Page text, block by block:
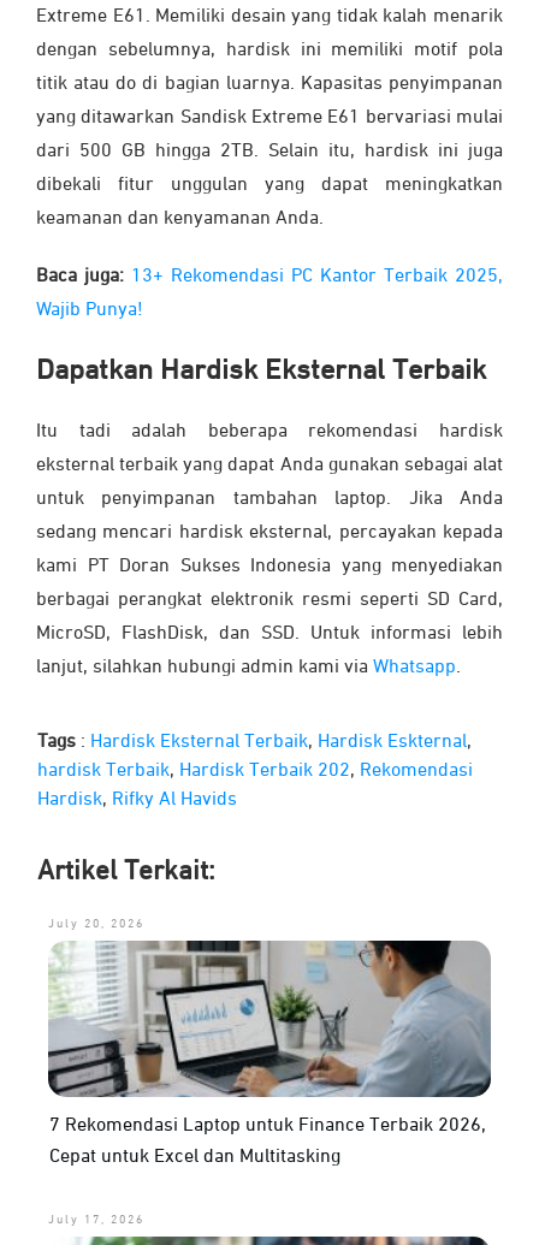
Extreme E61. Memiliki desain yang tidak kalah menarik
dengan sebelumnya, hardisk ini memiliki motif pola
titik atau do di bagian luarnya. Kapasitas penyimpanan
yang ditawarkan Sandisk Extreme E61 bervariasi mulai
dari 500 GB hingga 2TB. Selain itu, hardisk ini juga
dibekali fitur unggulan yang dapat meningkatkan
keamanan dan kenyamanan Anda.
Baca juga: 13+ Rekomendasi PC Kantor Terbaik 2025,
Wajib Punya!
Dapatkan Hardisk Eksternal Terbaik
Itu tadi adalah beberapa rekomendasi hardisk
eksternal terbaik yang dapat Anda gunakan sebagai alat
untuk penyimpanan tambahan laptop. Jika Anda
sedang mencari hardisk eksternal, percayakan kepada
kami PT Doran Sukses Indonesia yang menyediakan
berbagai perangkat elektronik resmi seperti SD Card,
MicroSD, FlashDisk, dan SSD. Untuk informasi lebih
lanjut, silahkan hubungi admin kami via Whatsapp.
Tags : Hardisk Eksternal Terbaik, Hardisk Eskternal,
hardisk Terbaik, Hardisk Terbaik 202, Rekomendasi
Hardisk, Rifky Al Havids
Artikel Terkait:
July 20, 2026
7 Rekomendasi Laptop untuk Finance Terbaik 2026,
Cepat untuk Excel dan Multitasking
July 17, 2026